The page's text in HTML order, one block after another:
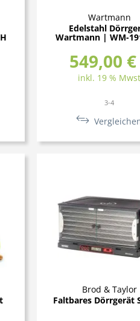
Wartmann
Edelstahl
Wartmann | WM-
549,00
inkl. 19 % Mwst
3-4
Brod & Taylor
Faltbares Dörrgerät